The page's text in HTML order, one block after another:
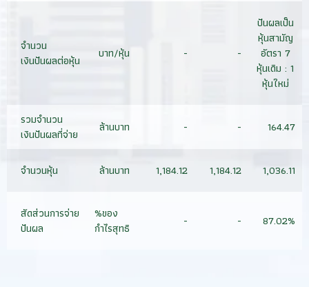
จำนวน
เงินปันผลต่อหุ้น
บาท/หุ้น - -
ปันผลเป็น
หุ้นสามัญ
อัตรา 7
หุ้นเดิม : 1
หุ้นใหม่
รวมจำนวน
เงินปันผลที่จ่าย
ล้านบาท - - 164.47
จำนวนหุ้น ล้านบาท 1,184.12 1,184.12 1,036.11
สัดส่วนการจ่าย
ปันผล
%ของ
กำไรสุทธิ
- - 87.02%